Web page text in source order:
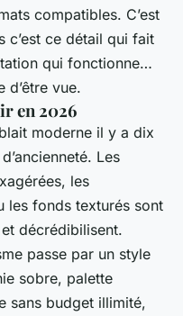
compatibles. C’est
c’est ce détail qui fait
qui fonctionne…
d’être vue.
en 2026
moderne il y a dix
Les
les
les fonds texturés sont
décrédibilisent.
passe par un style
sobre, palette
sans budget illimité,